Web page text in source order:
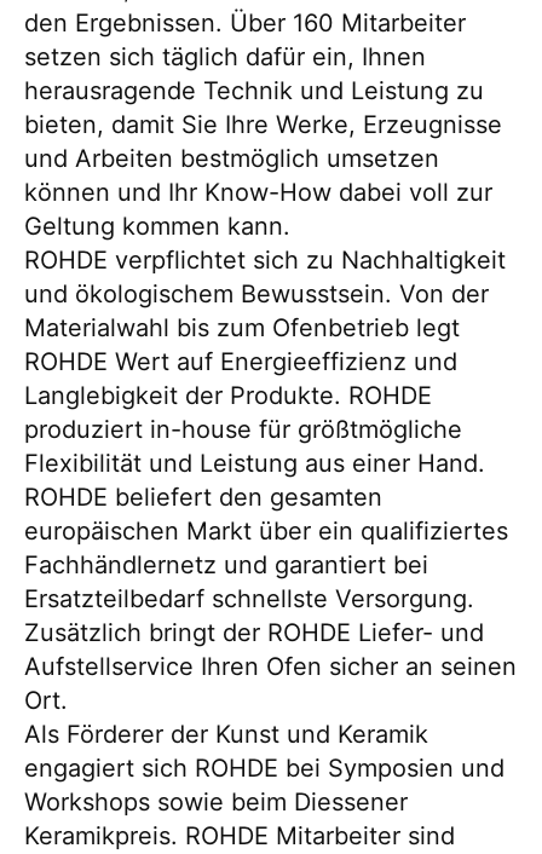
den Ergebnissen. Über 160 Mitarbeiter
setzen sich täglich dafür ein, Ihnen
herausragende Technik und Leistung zu
bieten, damit Sie Ihre Werke, Erzeugnisse
und Arbeiten bestmöglich umsetzen
können und Ihr Know-How dabei voll zur
Geltung kommen kann.
ROHDE verpflichtet sich zu Nachhaltigkeit
und ökologischem Bewusstsein. Von der
Materialwahl bis zum Ofenbetrieb legt
ROHDE Wert auf Energieeffizienz und
Langlebigkeit der Produkte. ROHDE
produziert in-house für größtmögliche
Flexibilität und Leistung aus einer Hand.
ROHDE beliefert den gesamten
europäischen Markt über ein qualifiziertes
Fachhändlernetz und garantiert bei
Ersatzteilbedarf schnellste Versorgung.
Zusätzlich bringt der ROHDE Liefer- und
Aufstellservice Ihren Ofen sicher an seinen
Ort.
Als Förderer der Kunst und Keramik
engagiert sich ROHDE bei Symposien und
Workshops sowie beim Diessener
Keramikpreis. ROHDE Mitarbeiter sind